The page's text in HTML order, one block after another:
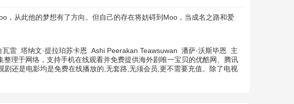
从此他的梦想有了方向。但自己的存在将妨碍到Moo，当成名之路和爱
瓦雷 塔纳文·提拉珀苏卡恩 Ashi Peerakan Teawsuwan 潘萨·沃斯毕恩
主
理于网络，支持手机在线观看并免费提供海外剧唯一宝贝的优酷网、腾讯
还是电影均是免费在线播放的,无套路,无须会员,更不需要充值。除了电视